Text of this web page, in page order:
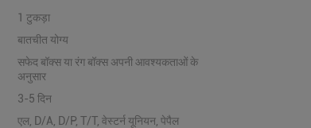
1 टुकड़ा
बातचीत योग्य
सफेद बॉक्स या रंग बॉक्स अपनी आवश्यकताओं के
अनुसार
3-5 दिन
एल, D/A, D/P, T/T, वेस्टर्न यूनियन, पेपैल